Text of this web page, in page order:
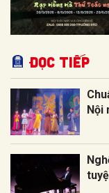
Đọc tiếp
Nội